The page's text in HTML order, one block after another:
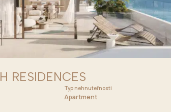
RESIDENCES
Typ nehnuteľnosti
Apartment